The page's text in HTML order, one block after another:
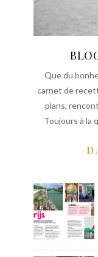
Que du
carnet de
plans,
Toujours à la